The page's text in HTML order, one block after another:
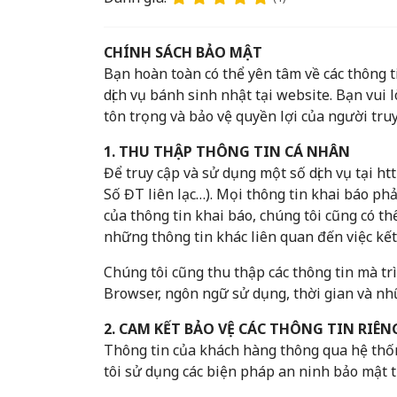
CHÍNH SÁCH BẢO MẬT
Bạn hoàn toàn có thể yên tâm về các
dịch vụ bánh sinh nhật tại website. Bạn vui
tôn trọng và bảo vệ quyền lợi của người
1. THU THẬP THÔNG TIN CÁ NHÂN
Để truy cập và sử dụng một số dịch vụ tại
Số ĐT liên lạc…). Mọi thông tin khai báo
của thông tin khai báo, chúng tôi cũng có
những thông tin khác liên quan đến việc
Chúng tôi cũng thu thập các thông tin mà
Browser, ngôn ngữ sử dụng, thời gian và
2. CAM KẾT BẢO VỆ CÁC THÔNG TIN
Thông tin của khách hàng thông qua hệ
tôi sử dụng các biện pháp an ninh bảo